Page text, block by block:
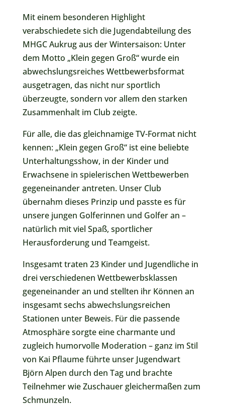
Mit einem besonderen Highlight
verabschiedete sich die Jugendabteilung des
MHGC Aukrug aus der Wintersaison: Unter
dem Motto „Klein gegen Groß“ wurde ein
abwechslungsreiches Wettbewerbsformat
ausgetragen, das nicht nur sportlich
überzeugte, sondern vor allem den starken
Zusammenhalt im Club zeigte.
Für alle, die das gleichnamige TV-Format nicht
kennen: „Klein gegen Groß“ ist eine beliebte
Unterhaltungsshow, in der Kinder und
Erwachsene in spielerischen Wettbewerben
gegeneinander antreten. Unser Club
übernahm dieses Prinzip und passte es für
unsere jungen Golferinnen und Golfer an –
natürlich mit viel Spaß, sportlicher
Herausforderung und Teamgeist.
Insgesamt traten 23 Kinder und Jugendliche in
drei verschiedenen Wettbewerbsklassen
gegeneinander an und stellten ihr Können an
insgesamt sechs abwechslungsreichen
Stationen unter Beweis. Für die passende
Atmosphäre sorgte eine charmante und
zugleich humorvolle Moderation – ganz im Stil
von Kai Pflaume führte unser Jugendwart
Björn Alpen durch den Tag und brachte
Teilnehmer wie Zuschauer gleichermaßen zum
Schmunzeln.